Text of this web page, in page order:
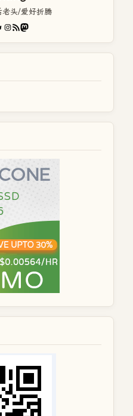
头/爱好折腾
Instagram
RSS FeedMastodon